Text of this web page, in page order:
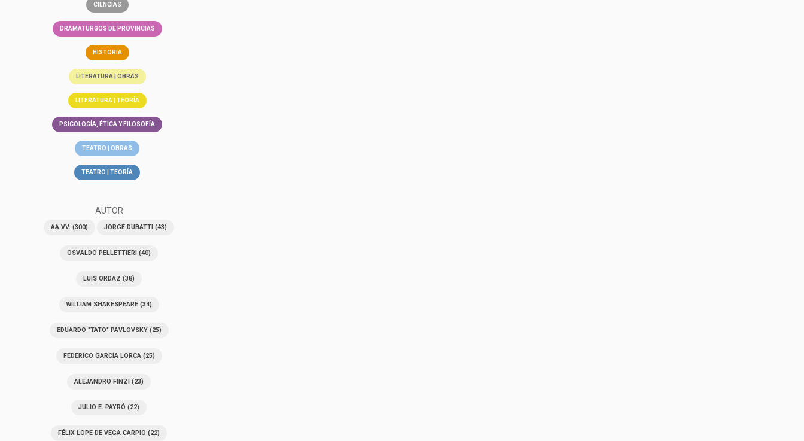
CIENCIAS
DRAMATURGOS DE PROVINCIAS
HISTORIA
LITERATURA | OBRAS
LITERATURA | TEORÍA
PSICOLOGÍA, ÉTICA Y FILOSOFÍA
TEATRO | OBRAS
TEATRO | TEORÍA
AUTOR
AA.VV. (300) JORGE DUBATTI (43)
OSVALDO PELLETTIERI (40)
LUIS ORDAZ (38)
WILLIAM SHAKESPEARE(34)
EDUARDO "TATO" PAVLOVSKY(25)
FEDERICO GARCÍA LORCA(25)
ALEJANDRO FINZI (23)
JULIO E. PAYRÓ (22)
FÉLIX LOPE DE VEGA CARPIO (22)